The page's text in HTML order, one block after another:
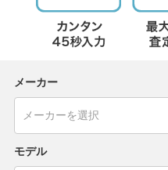
メーカー
モデル